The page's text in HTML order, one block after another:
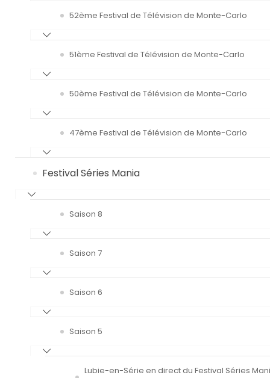
52ème Festival de Télévision de Monte-Carlo
51ème Festival de Télévision de Monte-Carlo
50ème Festival de Télévision de Monte-Carlo
47ème Festival de Télévision de Monte-Carlo
Festival Séries Mania
Saison 8
Saison 7
Saison 6
Saison 5
Lubie-en-Série en direct du Festival Séries